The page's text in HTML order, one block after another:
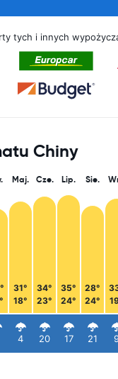
tych i innych
Chiny
Maj.
31°
18°
4
Cze.
34°
23°
20
Lip.
35°
24°
17
Sie.
28°
24°
21